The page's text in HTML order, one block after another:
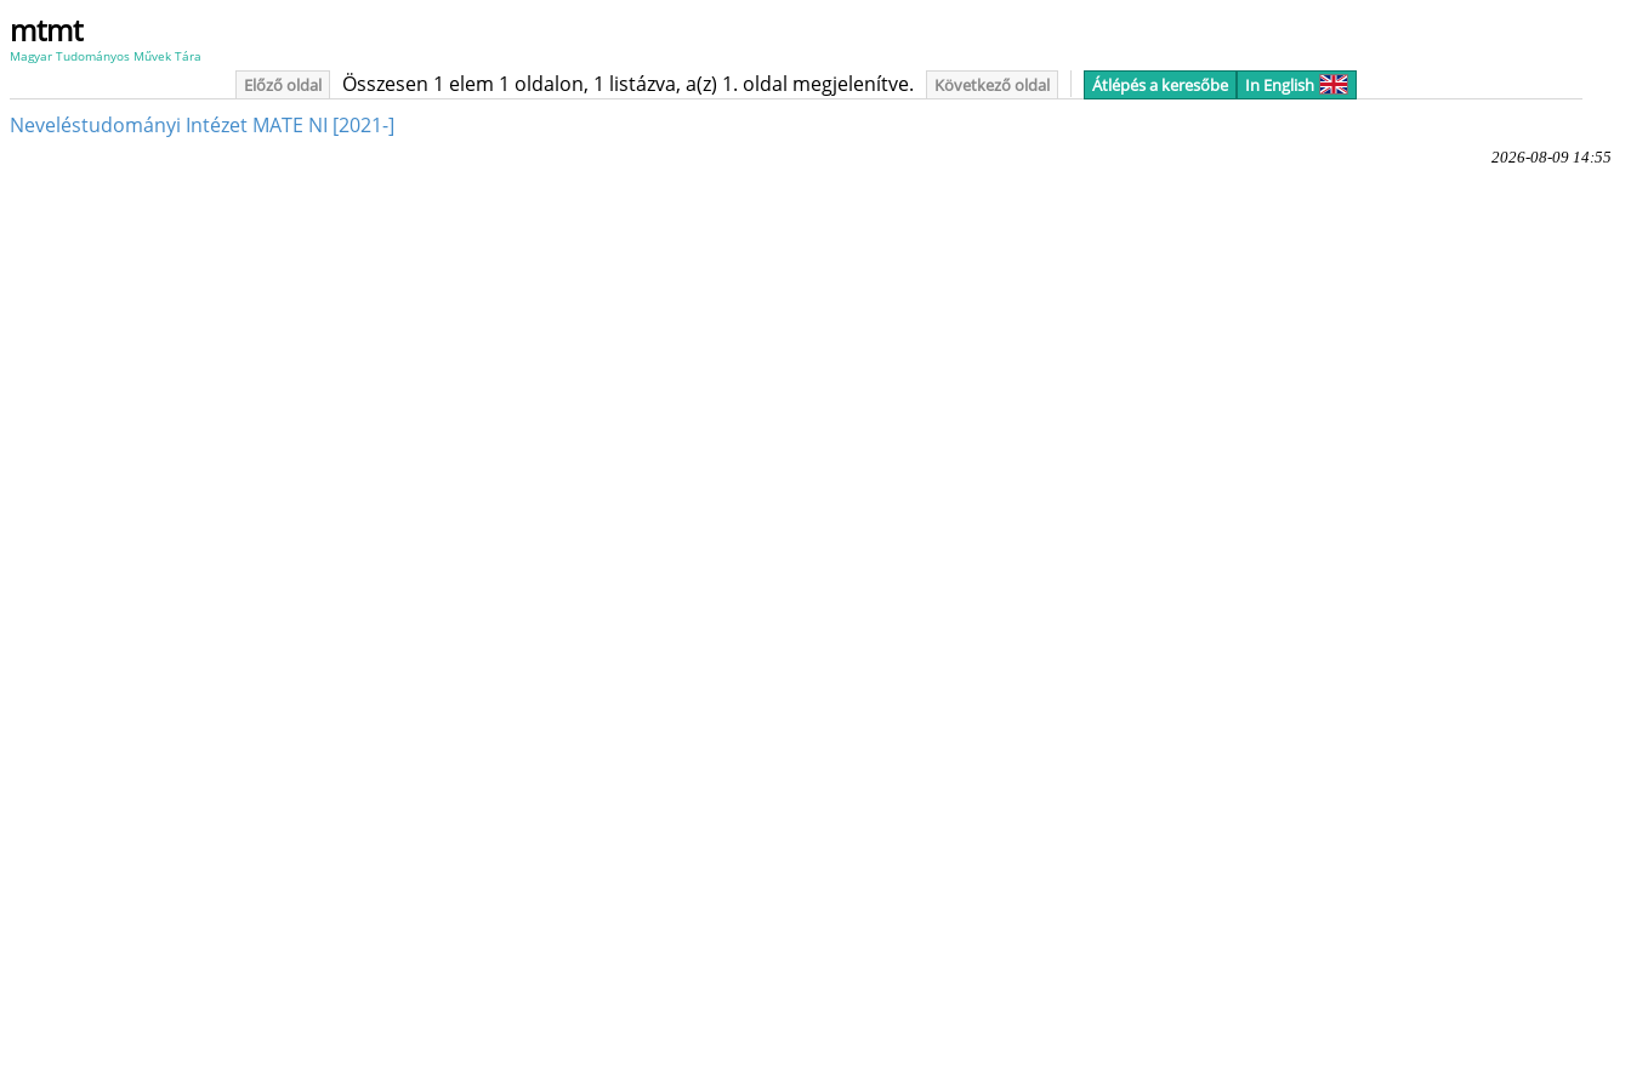
mtmt
Magyar Tudományos Művek Tára
Előző oldal Összesen 1 elem 1 oldalon, 1 listázva, a(z) 1. oldal megjelenítve. Következő oldal Átlépés a keresőbe In English
Neveléstudományi Intézet MATE NI [2021-]
2026-08-09 14:55